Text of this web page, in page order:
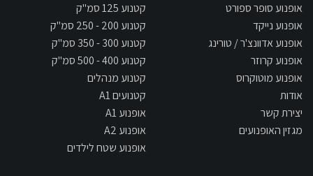
אופנוע סופר ספורט
אופנוע נייקד
אופנוע אדוונצ'ר / טורינג
אופנוע קרוזר
אופנוע מוטוקרוס
אודות
יצירת קשר
מגזין האופנועים
קטנוע 125 סמ"ק
קטנוע 200 - 250 סמ"ק
קטנוע 300 - 350 סמ"ק
קטנוע 400 - 500 סמ"ק
קטנוע מנהלים
קטנועים A1
אופנוע A1
אופנוע A2
אופנוע שטח לילדים